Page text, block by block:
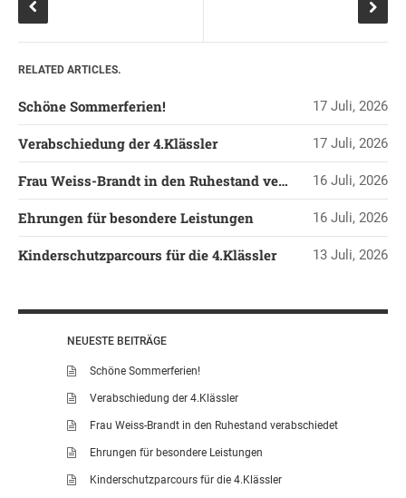
KLASSE 4 DURRANT
LEITBILD UNSERER
OFFENE
GANZTAGSGRUNDSCHULE
KONTAKT
OGGS DOWNLOADS
IMPRESSUM
RELATED ARTICLES.
Schöne Sommerferien! 17 Juli, 2026
Verabschiedung der 4.Klässler 17 Juli, 2026
Frau Weiss-Brandt in den Ruhestand verabschiedet 16 Juli, 2026
Ehrungen für besondere Leistungen 16 Juli, 2026
Kinderschutzparcours für die 4.Klässler 13 Juli, 2026
NEUESTE BEITRÄGE
Schöne Sommerferien!
Verabschiedung der 4.Klässler
Frau Weiss-Brandt in den Ruhestand verabschiedet
Ehrungen für besondere Leistungen
Kinderschutzparcours für die 4.Klässler